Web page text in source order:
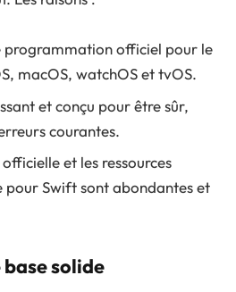
programmation officiel pour le
macOS, watchOS et tvOS.
et conçu pour être sûr,
courantes.
et les ressources
pour Swift sont abondantes et
base solide